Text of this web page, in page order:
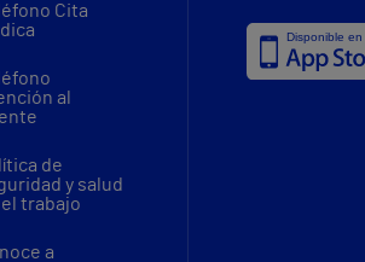
Cita
al
de
y salud
trabajo
a